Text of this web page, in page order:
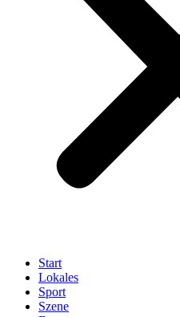
Start
Lokales
Sport
Szene